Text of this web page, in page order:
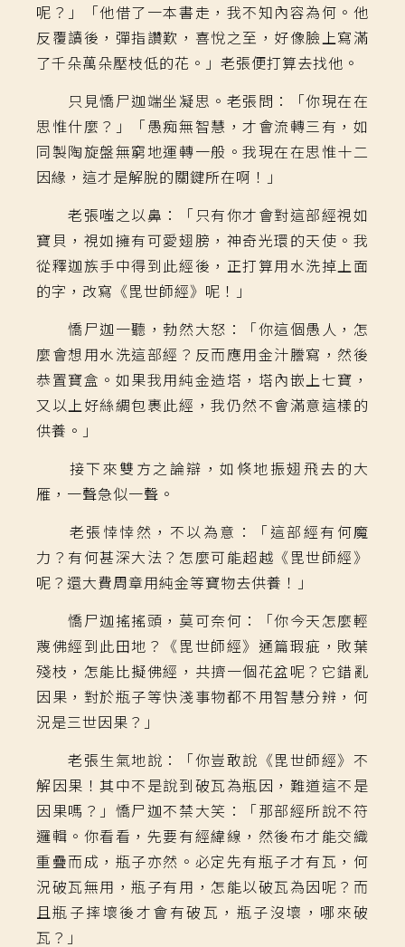
呢？」「他借了一本書走，我不知內容為何。他
反覆讀後，彈指讚歎，喜悅之至，好像臉上寫滿
了千朵萬朵壓枝低的花。」老張便打算去找他。
只見憍尸迦端坐凝思。老張問：「你現在在
思惟什麼？」「愚痴無智慧，才會流轉三有，如
同製陶旋盤無窮地運轉一般。我現在在思惟十二
因緣，這才是解脫的關鍵所在啊！」
老張嗤之以鼻：「只有你才會對這部經視如
寶貝，視如擁有可愛翅膀，神奇光環的天使。我
從釋迦族手中得到此經後，正打算用水洗掉上面
的字，改寫《毘世師經》呢！」
憍尸迦一聽，勃然大怒：「你這個愚人，怎
麼會想用水洗這部經？反而應用金汁謄寫，然後
恭置寶盒。如果我用純金造塔，塔內嵌上七寶，
又以上好絲綢包裹此經，我仍然不會滿意這樣的
供養。」
接下來雙方之論辯，如倏地振翅飛去的大
雁，一聲急似一聲。
老張悻悻然，不以為意：「這部經有何魔
力？有何甚深大法？怎麼可能超越《毘世師經》
呢？還大費周章用純金等寶物去供養！」
憍尸迦搖搖頭，莫可奈何：「你今天怎麼輕
蔑佛經到此田地？《毘世師經》通篇瑕疵，敗葉
殘枝，怎能比擬佛經，共擠一個花盆呢？它錯亂
因果，對於瓶子等快淺事物都不用智慧分辨，何
況是三世因果？」
老張生氣地說：「你豈敢說《毘世師經》不
解因果！其中不是說到破瓦為瓶因，難道這不是
因果嗎？」憍尸迦不禁大笑：「那部經所說不符
邏輯。你看看，先要有經緯線，然後布才能交織
重疊而成，瓶子亦然。必定先有瓶子才有瓦，何
況破瓦無用，瓶子有用，怎能以破瓦為因呢？而
且瓶子摔壞後才會有破瓦，瓶子沒壞，哪來破
瓦？」